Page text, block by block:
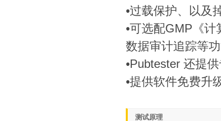
•过载保护、以及
•可选配GMP《
数据审计追踪等
•Pubtester 还提
•提供软件免费升
测试原理